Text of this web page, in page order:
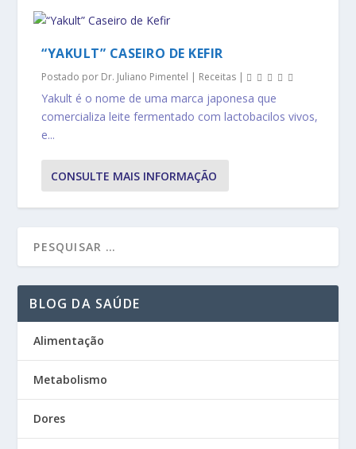
“YAKULT” CASEIRO DE KEFIR
Postado por Dr. Juliano Pimentel | Receitas |
Yakult é o nome de uma marca japonesa que
comercializa leite fermentado com lactobacilos vivos,
e...
CONSULTE MAIS INFORMAÇÃO
BLOG DA SAÚDE
Alimentação
Metabolismo
Dores